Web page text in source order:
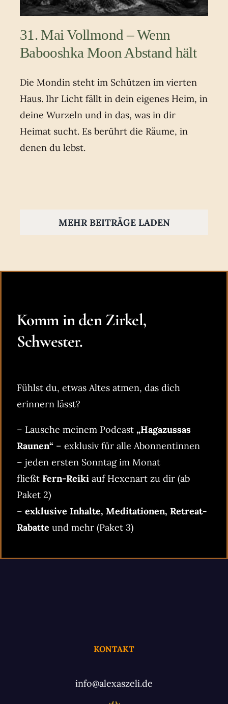
31. Mai Vollmond – Wenn
Babooshka Moon Abstand hält
Die Mondin steht im Schützen im vierten
Haus. Ihr Licht fällt in dein eigenes Heim, in
deine Wurzeln und in das, was in dir
Heimat sucht. Es berührt die Räume, in
denen du lebst.
MEHR BEITRÄGE LADEN
Komm in den Zirkel,
Schwester.
Fühlst du, etwas Altes atmen, das dich
erinnern lässt?
– Lausche meinem Podcast „Hagazussas
Raunen“ – exklusiv für alle Abonnentinnen
– jeden ersten Sonntag im Monat
fließt Fern-Reiki auf Hexenart zu dir (ab
Paket 2)
– exklusive Inhalte, Meditationen, Retreat-
Rabatte und mehr (Paket 3)
KONTAKT
info@alexaszeli.de